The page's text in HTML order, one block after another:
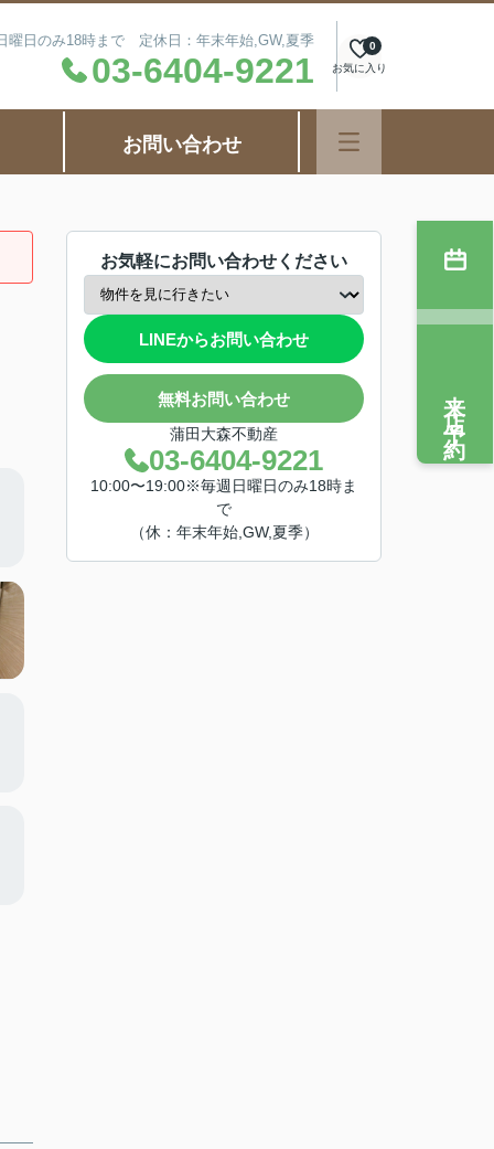
曜日のみ18時まで 定休日：年末年始,GW,夏季
03-6404-9221 お気に入り
0
お問い合わせ
お気軽にお問い合わせください
LINEからお問い合わせ
無料お問い合わせ
蒲田大森不動産
03-6404-9221
10:00〜19:00※毎週日曜日のみ18時ま
で
（休：年末年始,GW,夏季）
来店予約